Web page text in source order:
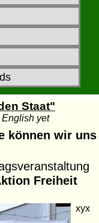
Staat"
yet
können wir uns
Freiheit
xyx